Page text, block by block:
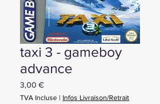
taxi 3 - gameboy
advance
3,00 €Prix
TVA Incluse | Infos Livraison/Retrait